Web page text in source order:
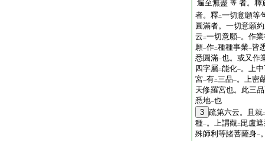
遍至無盡 等 者。釋
者。釋二一切意願等
圓滿者。一切意願約
云 二一切意願一。作
願一作二種種事業一皆
悉圓滿一也。或又作
四字屬二能化一。上
宮一有二三品一。上密
天修羅宮也。此三
悉地一也
3 疏第六云。且就
種一。上謂觀二 毘盧
殊師利等諸菩薩身一